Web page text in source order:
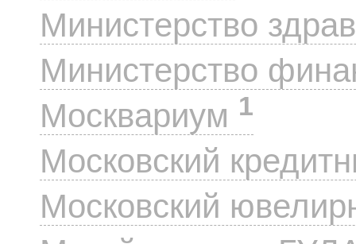
Министерство
Министерство
Москвариум 1
Московский
Московский